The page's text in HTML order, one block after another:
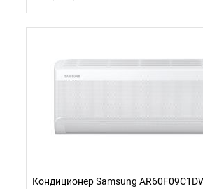
Кондиционер Samsung